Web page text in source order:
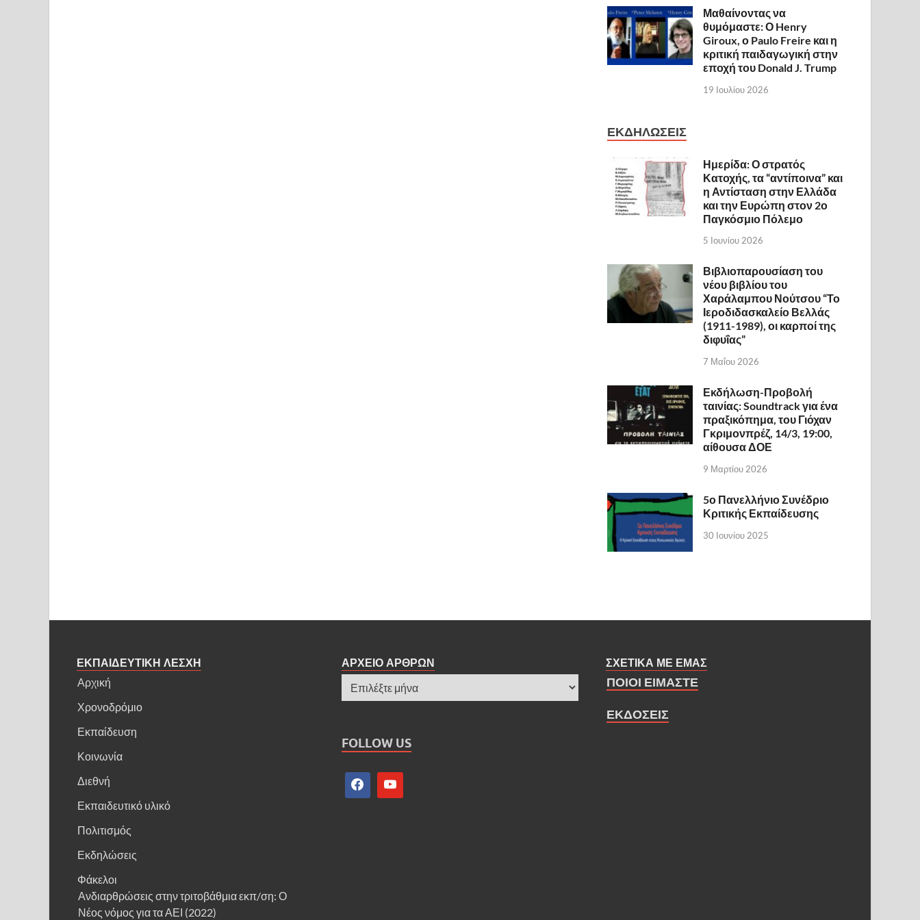
Μαθαίνοντας να
θυμόμαστε: Ο Henry
Giroux, ο Paulo Freire και η
κριτική παιδαγωγική στην
εποχή του Donald J. Trump
19 Ιουλίου 2026
ΕΚΔΗΛΩΣΕΙΣ
Ημερίδα: Ο στρατός
Κατοχής, τα “αντίποινα” και
η Αντίσταση στην Ελλάδα
και την Ευρώπη στον 2ο
Παγκόσμιο Πόλεμο
5 Ιουνίου 2026
Βιβλιοπαρουσίαση του
νέου βιβλίου του
Χαράλαμπου Νούτσου “Το
Ιεροδιδασκαλείο Βελλάς
(1911-1989), οι καρποί της
διφυΐας”
7 Μαΐου 2026
Εκδήλωση-Προβολή
ταινίας: Soundtrack για ένα
πραξικόπημα, του Γιόχαν
Γκριμονπρέζ, 14/3, 19:00,
αίθουσα ΔΟΕ
9 Μαρτίου 2026
5ο Πανελλήνιο Συνέδριο
Κριτικής Εκπαίδευσης
30 Ιουνίου 2025
ΕΚΠΑΙΔΕΥΤΙΚΗ ΛΕΣΧΗ
Αρχική
Χρονοδρόμιο
Εκπαίδευση
Κοινωνία
Διεθνή
Εκπαιδευτικό υλικό
Πολιτισμός
Εκδηλώσεις
Φάκελοι
Ανδιαρθρώσεις στην τριτοβάθμια εκπ/ση: Ο
Νέος νόμος για τα ΑΕΙ (2022)
ΑΡΧΕΙΟ ΑΡΘΡΩΝ
FOLLOW US
ΣΧΕΤΙΚΑ ΜΕ ΕΜΑΣ
ΠΟΙΟΙ ΕΙΜΑΣΤΕ
ΕΚΔΟΣΕΙΣ